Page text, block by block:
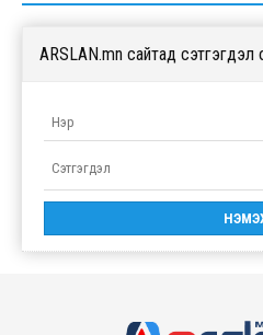
ARSLAN.mn сайтад сэтгэгдэл